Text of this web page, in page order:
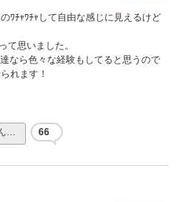
ﾜﾁｬﾜﾁｬして自由な感じに見えるけど
て思いました。
なら色々な経験もしてると思うので
れます！
… 66